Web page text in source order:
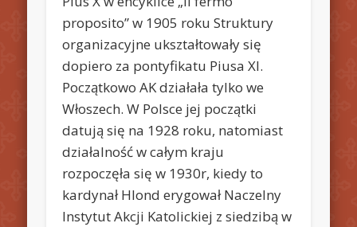
proposito” w 1905 roku Struktury
organizacyjne ukształtowały się
dopiero za pontyfikatu Piusa XI.
Początkowo AK działała tylko we
Włoszech. W Polsce jej początki
datują się na 1928 roku, natomiast
działalność w całym kraju
rozpoczęła się w 1930r, kiedy to
kardynał Hlond erygował Naczelny
Instytut Akcji Katolickiej z siedzibą w